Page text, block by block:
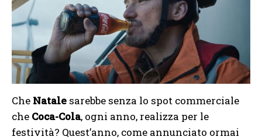
Che Natale sarebbe senza lo spot commerciale
che Coca-Cola, ogni anno, realizza per le
festività? Quest’anno, come annunciato ormai